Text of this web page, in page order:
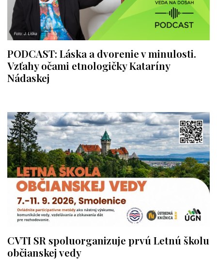
PODCAST: Láska a dvorenie v minulosti.
Vzťahy očami etnologičky Kataríny
Nádaskej
CVTI SR spoluorganizuje prvú Letnú školu
občianskej vedy